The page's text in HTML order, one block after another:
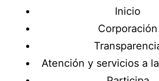
Inicio
Corporación
Atención y servicios a